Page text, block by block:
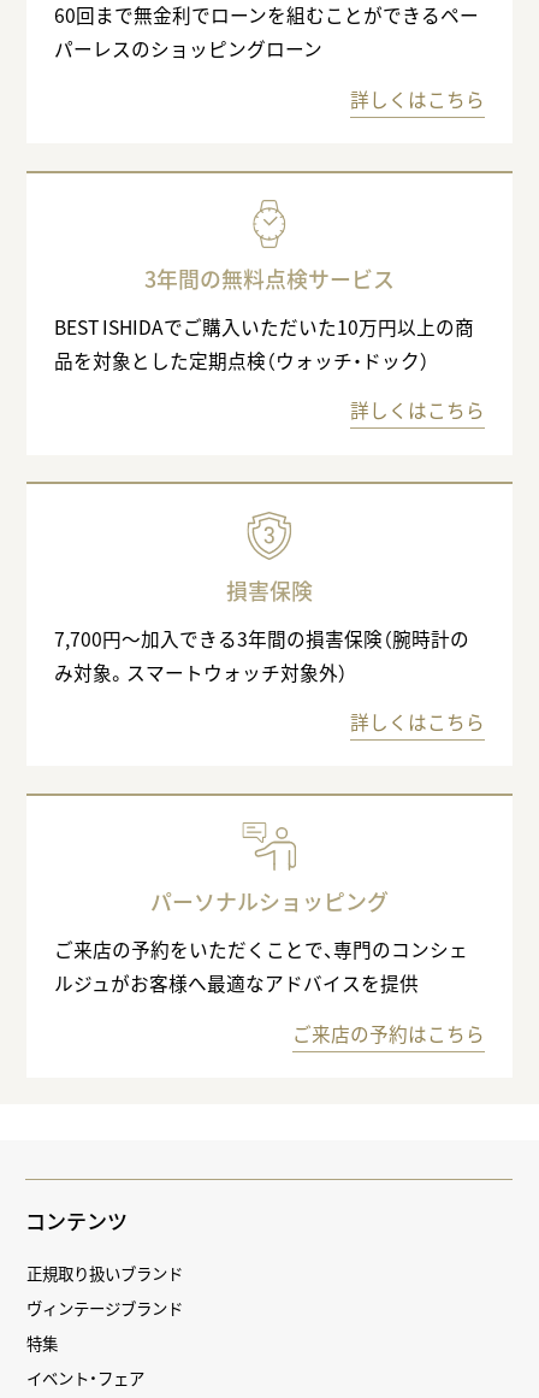
60回まで無金利でローンを組むことができるペー
パーレスのショッピングローン
詳しくはこちら
3年間の無料点検サービス
BEST ISHIDAでご購入いただいた10万円以上の商
品を対象とした定期点検（ウォッチ・ドック）
詳しくはこちら
損害保険
7,700円〜加入できる3年間の損害保険（腕時計の
み対象。スマートウォッチ対象外）
詳しくはこちら
パーソナルショッピング
ご来店の予約をいただくことで、専門のコンシェ
ルジュがお客様へ最適なアドバイスを提供
ご来店の予約はこちら
コンテンツ
正規取り扱いブランド
ヴィンテージブランド
特集
イベント・フェア